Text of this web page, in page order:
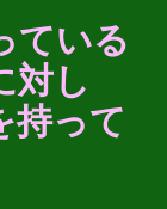
ている
対し
持って